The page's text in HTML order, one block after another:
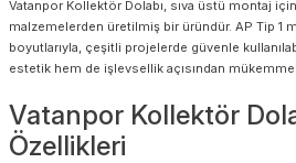
Vatanpor Kollektör Dolabı, sıva üstü montaj
malzemelerden üretilmiş bir üründür. AP Tip 1
boyutlarıyla, çeşitli projelerde güvenle
estetik hem de işlevsellik açısından
Vatanpor Kollektör
Özellikleri